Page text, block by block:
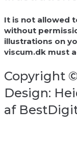
It is not allowed
without
illustrations on
viscum.dk must
Copyright
Design:
af